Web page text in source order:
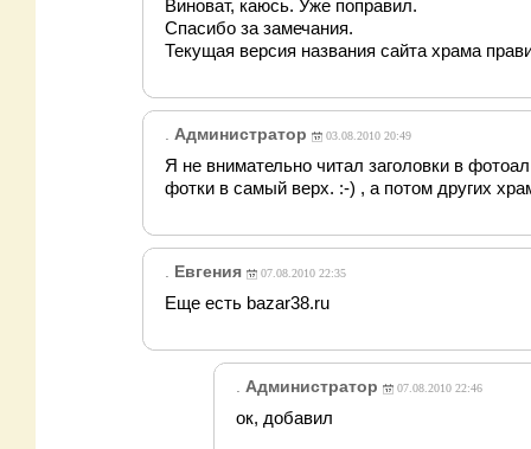
Виноват, каюсь. Уже поправил.
Спасибо за замечания.
Текущая версия названия сайта храма
Администратор 03.08.2010 20:49
Я не внимательно читал заголовки в
фотки в самый верх. :-) , а потом других
Евгения 07.08.2010 22:35
Еще есть bazar38.ru
Администратор 07.08.2010 22:46
ок, добавил